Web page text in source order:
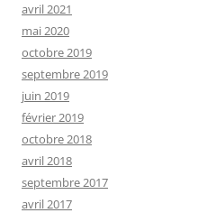
avril 2021
mai 2020
octobre 2019
septembre 2019
juin 2019
février 2019
octobre 2018
avril 2018
septembre 2017
avril 2017